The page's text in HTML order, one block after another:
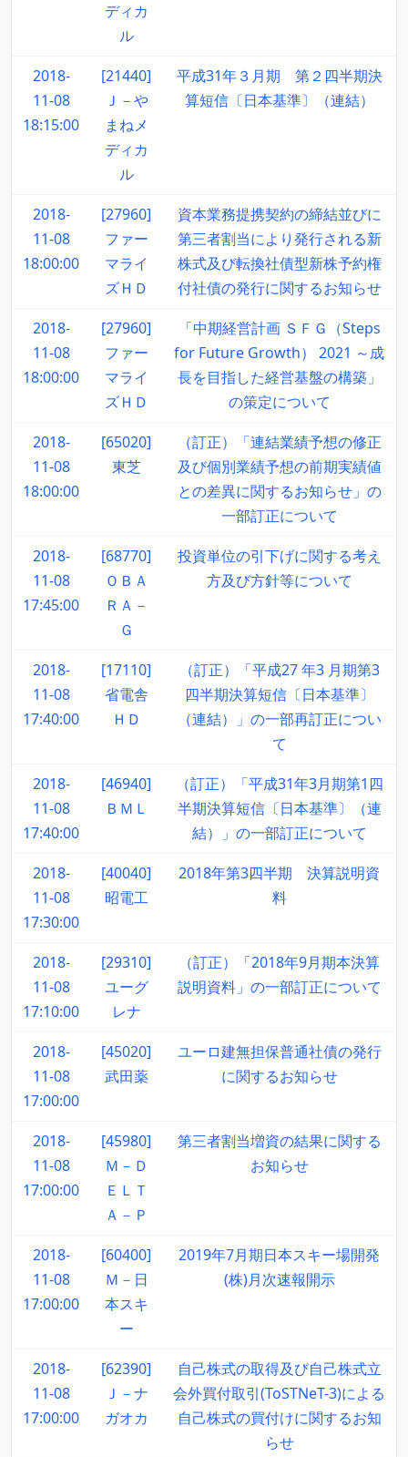
ディカ
ル
2018-
11-08
18:15:00
[21440]
Ｊ－や
まねメ
ディカ
ル
平成31年３月期 第２四半期決
算短信〔日本基準〕（連結）
2018-
11-08
18:00:00
[27960]
ファー
マライ
ズＨＤ
資本業務提携契約の締結並びに
第三者割当により発行される新
株式及び転換社債型新株予約権
付社債の発行に関するお知らせ
2018-
11-08
18:00:00
[27960]
ファー
マライ
ズＨＤ
「中期経営計画 ＳＦＧ（Steps
for Future Growth） 2021 ～成
長を目指した経営基盤の構築」
の策定について
2018-
11-08
18:00:00
[65020]
東芝
（訂正）「連結業績予想の修正
及び個別業績予想の前期実績値
との差異に関するお知らせ」の
一部訂正について
2018-
11-08
17:45:00
[68770]
ＯＢＡ
ＲＡ－
Ｇ
投資単位の引下げに関する考え
方及び方針等について
2018-
11-08
17:40:00
[17110]
省電舎
ＨＤ
（訂正）「平成27 年3 月期第3
四半期決算短信〔日本基準〕
（連結）」の一部再訂正につい
て
2018-
11-08
17:40:00
[46940]
ＢＭＬ
（訂正）「平成31年3月期第1四
半期決算短信〔日本基準〕（連
結）」の一部訂正について
2018-
11-08
17:30:00
[40040]
昭電工
2018年第3四半期 決算説明資
料
2018-
11-08
17:10:00
[29310]
ユーグ
レナ
（訂正）「2018年9月期本決算
説明資料」の一部訂正について
2018-
11-08
17:00:00
[45020]
武田薬
ユーロ建無担保普通社債の発行
に関するお知らせ
2018-
11-08
17:00:00
[45980]
Ｍ－Ｄ
ＥＬＴ
Ａ－Ｐ
第三者割当増資の結果に関する
お知らせ
2018-
11-08
17:00:00
[60400]
Ｍ－日
本スキ
ー
2019年7月期日本スキー場開発
(株)月次速報開示
2018-
11-08
17:00:00
[62390]
Ｊ－ナ
ガオカ
自己株式の取得及び自己株式立
会外買付取引(ToSTNeT-3)による
自己株式の買付けに関するお知
らせ